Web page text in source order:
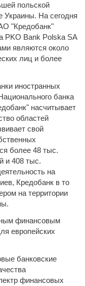
польской
Украины. На сегодня
"Кредобанк"
PKO Bank Polskа SA
являются около
лиц и более
иностранных
банка
насчитывает
областей
свой
более 48 тыс.
и 408 тыс.
на
Кредобанк в то
на территории
финансовым
европейских
банковские
финансовых